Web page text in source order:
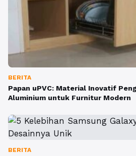
BERITA
Papan uPVC: Material Inovatif
Aluminium untuk Furnitur Modern
BERITA